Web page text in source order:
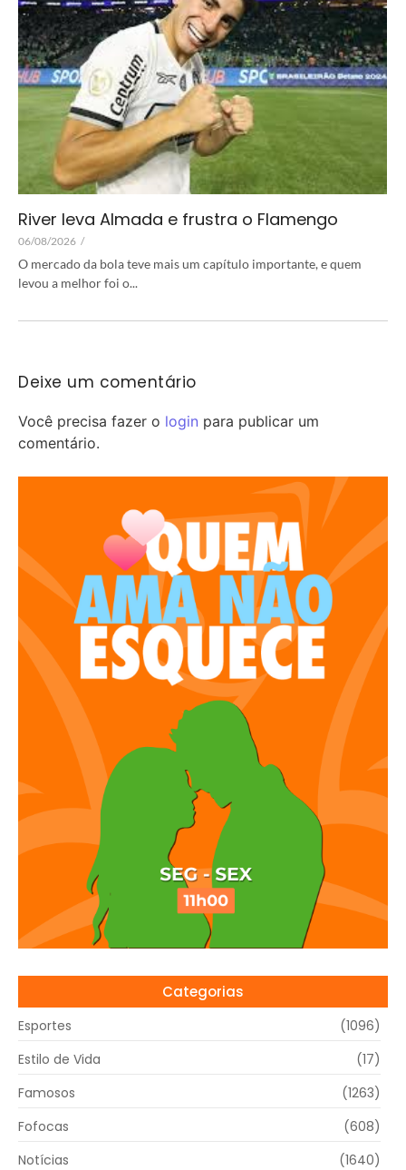
River leva Almada e frustra o Flamengo
06/08/2026 /
O mercado da bola teve mais um capítulo importante, e quem
levou a melhor foi o...
Deixe um comentário
Você precisa fazer o login para publicar um
comentário.
Categorias
Esportes
(1096)
Estilo de Vida
(17)
Famosos
(1263)
Fofocas
(608)
Notícias
(1640)